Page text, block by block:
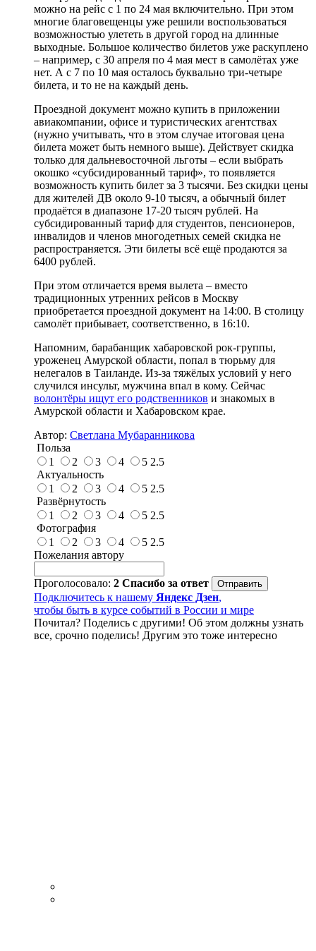
можно на рейс с 1 по 24 мая включительно. При этом
многие благовещенцы уже решили воспользоваться
возможностью улететь в другой город на длинные
выходные. Большое количество билетов уже раскуплено
– например, с 30 апреля по 4 мая мест в самолётах уже
нет. А с 7 по 10 мая осталось буквально три-четыре
билета, и то не на каждый день.
Проездной документ можно купить в приложении
авиакомпании, офисе и туристических агентствах
(нужно учитывать, что в этом случае итоговая цена
билета может быть немного выше). Действует скидка
только для дальневосточной льготы – если выбрать
окошко «субсидированный тариф», то появляется
возможность купить билет за 3 тысячи. Без скидки цены
для жителей ДВ около 9-10 тысяч, а обычный билет
продаётся в диапазоне 17-20 тысяч рублей. На
субсидированный тариф для студентов, пенсионеров,
инвалидов и членов многодетных семей скидка не
распространяется. Эти билеты всё ещё продаются за
6400 рублей.
При этом отличается время вылета – вместо
традиционных утренних рейсов в Москву
приобретается проездной документ на 14:00. В столицу
самолёт прибывает, соответственно, в 16:10.
Напомним, барабанщик хабаровской рок-группы,
уроженец Амурской области, попал в тюрьму для
нелегалов в Таиланде. Из-за тяжёлых условий у него
случился инсульт, мужчина впал в кому. Сейчас
волонтёры ищут его родственников и знакомых в
Амурской области и Хабаровском крае.
Автор: Светлана Мубаранникова
Польза
1
2 3 4 5 2.5
Актуальность
1
2 3 4 5 2.5
Развёрнутость
1
2 3 4 5 2.5
Фотография
1
2 3 4 5 2.5
Пожелания автору
Проголосовало: 2 Спасибо за ответ
Подключитесь к нашему Яндекс Дзен,
чтобы быть в курсе событий в России и мире
Почитал? Поделись с другими! Об этом должны узнать
все, срочно поделись! Другим это тоже интересно